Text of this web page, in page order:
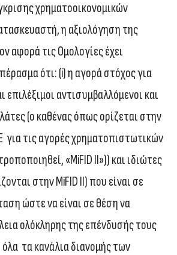
χρηματοοικονομικών
η αξιολόγηση της
αφορά τις Ομολογίες έχει
ότι: (i) η αγορά στόχος για
επιλέξιμοι αντισυμβαλλόμενοι και
(ο καθένας όπως ορίζεται στην
τις αγορές χρηματοπιστωτικών
«MiFID II»)) και ιδιώτες
στην MiFID II) που είναι σε
ώστε να είναι σε θέση να
ολόκληρης της επένδυσής τους
όλα τα κανάλια διανομής των